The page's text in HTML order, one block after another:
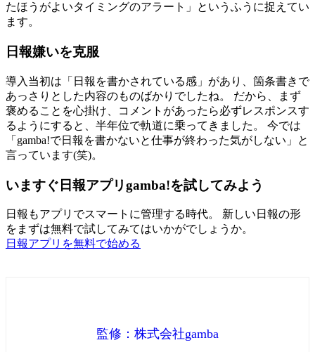
たほうがよいタイミングのアラート」というふうに捉えてい
ます。
日報嫌いを克服
導入当初は「日報を書かされている感」があり、箇条書きで
あっさりとした内容のものばかりでしたね。
だから、まず
褒めることを心掛け、コメントがあったら必ずレスポンスす
るようにすると、半年位で軌道に乗ってきました。
今では
「gamba!で日報を書かないと仕事が終わった気がしない」と
言っています(笑)。
いますぐ日報アプリgamba!を試してみよう
日報もアプリでスマートに管理する時代。 新しい日報の形
をまずは無料で試してみてはいかがでしょうか。
日報アプリを無料で始める
監修：株式会社gamba